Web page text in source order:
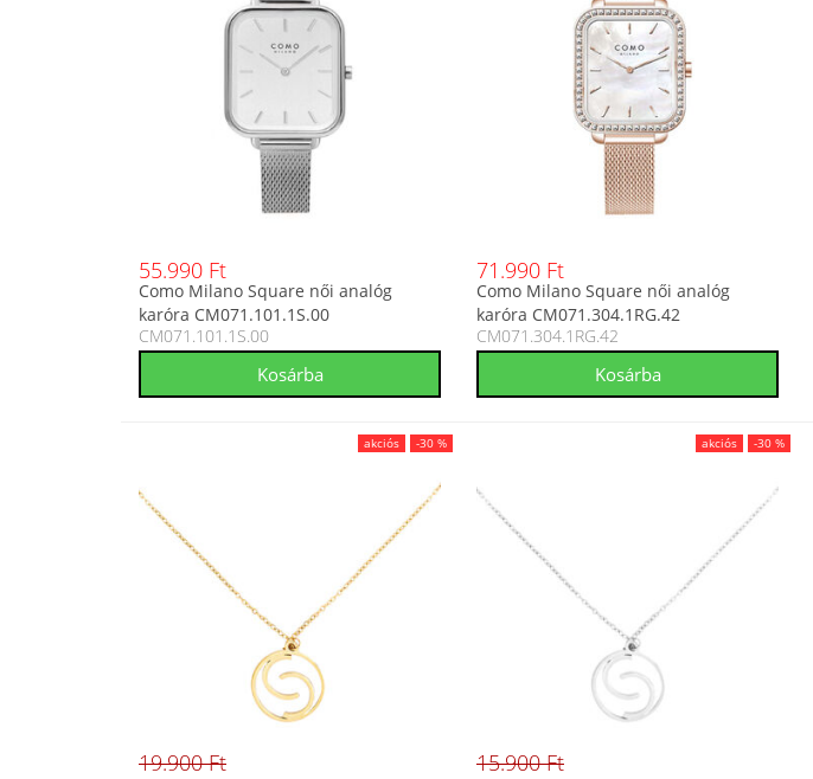
55.990 Ft
Como Milano Square női analóg
karóra CM071.101.1S.00
CM071.101.1S.00
71.990 Ft
Como Milano Square női analóg
karóra CM071.304.1RG.42
CM071.304.1RG.42
akciós -30 %
19.900 Ft
akciós -30 %
15.900 Ft